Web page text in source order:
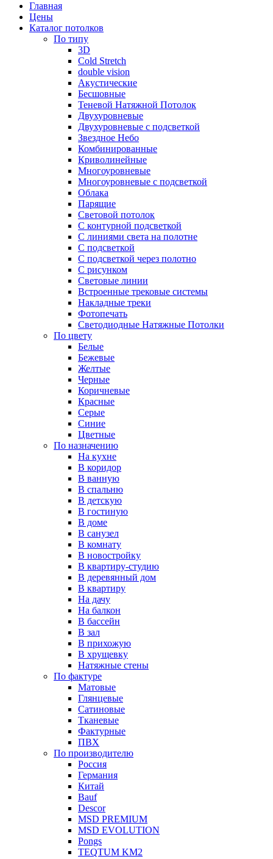
Главная
Цены
Каталог потолков
По типу
3D
Cold Stretch
double vision
Акустические
Бесшовные
Теневой Натяжной Потолок
Двухуровневые
Двухуровневые с подсветкой
Звездное Небо
Комбинированные
Криволинейные
Многоуровневые
Многоуровневые с подсветкой
Облака
Парящие
Световой потолок
С контурной подсветкой
С линиями света на полотне
С подсветкой
С подсветкой через полотно
С рисунком
Световые линии
Встроенные трековые системы
Накладные треки
Фотопечать
Светодиодные Натяжные Потолки
По цвету
Белые
Бежевые
Желтые
Черные
Коричневые
Красные
Серые
Синие
Цветные
По назначению
На кухне
В коридор
В ванную
В спальню
В детскую
В гостиную
В доме
В санузел
В комнату
В новостройку
В квартиру-студию
В деревянный дом
В квартиру
На дачу
На балкон
В бассейн
В зал
В прихожую
В хрущевку
Натяжные стены
По фактуре
Матовые
Глянцевые
Сатиновые
Тканевые
Фактурные
ПВХ
По производителю
Россия
Германия
Китай
Вauf
Descor
MSD PREMIUM
MSD EVOLUTION
Pongs
TEQTUM KM2